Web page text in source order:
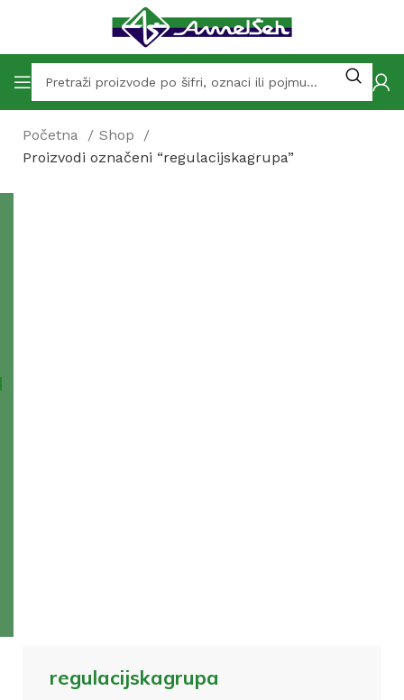
Početna
Shop
Proizvodi označeni “regulacijskagrupa”
regulacijskagrupa